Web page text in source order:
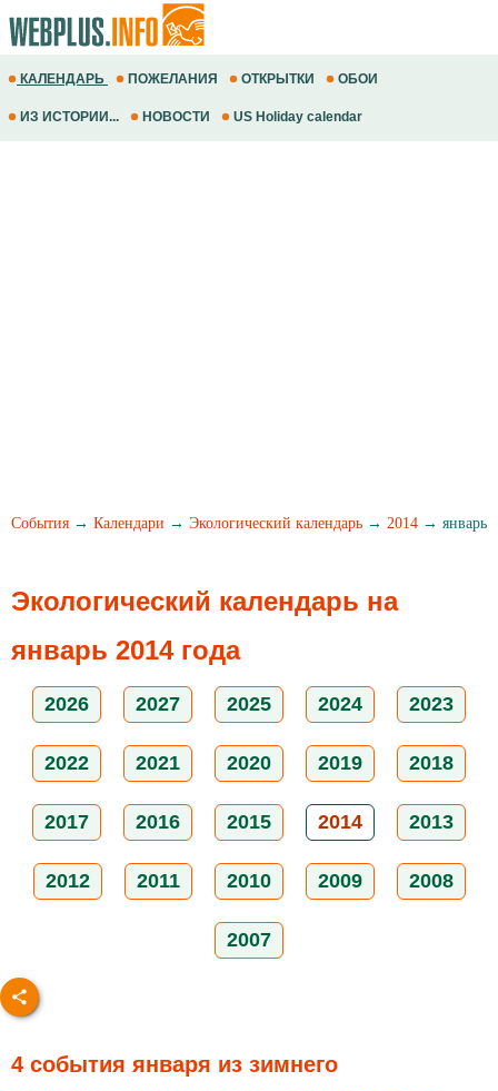
КАЛЕНДАРЬ ПОЖЕЛАНИЯ ОТКРЫТКИ ОБОИ
ИЗ ИСТОРИИ... НОВОСТИ US Holiday calendar
События → Календари → Экологический календарь → 2014 → январь
Экологический календарь на
январь 2014 года
2026 2027 2025 2024 2023
2022 2021 2020 2019 2018
2017 2016 2015 2014 2013
2012 2011 2010 2009 2008
2007
4 события января из зимнего